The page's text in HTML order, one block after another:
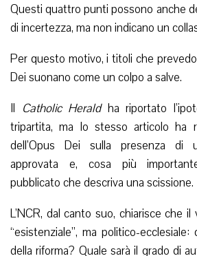
Questi quattro punti possono anche
di incertezza, ma non indicano un
Per questo motivo, i titoli che
Dei suonano come un colpo a salve.
Il Catholic Heraldha riportato
tripartita, ma lo stesso articolo ha
dell’Opus Dei sulla presenza di
approvata e, cosa più
pubblicato che descriva una scissione.
L’NCR, dal canto suo, chiarisce che
“esistenziale”, ma politico-
della riforma? Quale sarà il grado di